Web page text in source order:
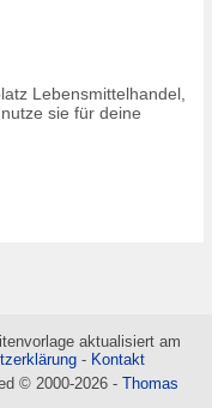
Lebensmittelhandel,
sie für deine
aktualisiert am
- Kontakt
© 2000-2026 - Thomas